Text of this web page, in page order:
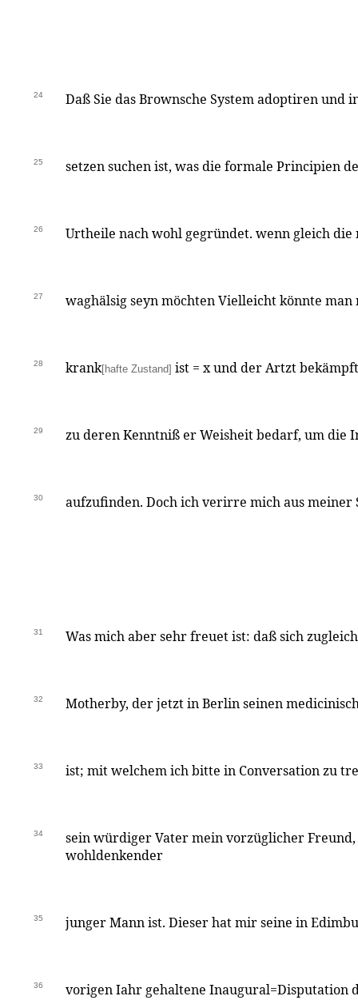
24 Daß Sie das Brownsche System adoptiren und
25 setzen suchen ist, was die formale Principien
26 Urtheile nach wohl gegründet. wenn gleich
27 waghälsig seyn möchten Vielleicht könnte
28 krank[hafte Zustand] ist = x und der Artzt
29 zu deren Kenntniß er Weisheit bedarf, um die
30 aufzufinden. Doch ich verirre mich aus meiner
31 Was mich aber sehr freuet ist: daß sich
32 Motherby, der jetzt in Berlin seinen
33 ist; mit welchem ich bitte in Conversation zu
34
sein würdiger Vater mein vorzüglicher
wohldenkender
35 junger Mann ist. Dieser hat mir seine in
36 vorigen Iahr gehaltene Inaugural=Disputation